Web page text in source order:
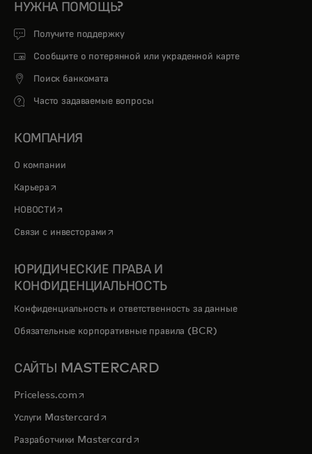
НУЖНА ПОМОЩЬ?
Получите поддержку
Сообщите о потерянной или украденной карте
Поиск банкомата
Часто задаваемые вопросы
КОМПАНИЯ
О компании
Карьера opens in a new tab
НОВОСТИ opens in a new tab
Связи с инвесторами opens in a new tab
ЮРИДИЧЕСКИЕ ПРАВА И
КОНФИДЕНЦИАЛЬНОСТЬ
Конфиденциальность и ответственность за данные
Обязательные корпоративные правила (BCR)
САЙТЫ MASTERCARD
Priceless.com opens in a new tab
Услуги Mastercardopens in a new tab
Разработчики Mastercardopens in a new tab